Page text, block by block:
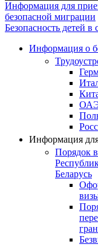
Информация для
безопасной миграции
Безопасность детей в
Информация о
Информация
Порядок
Беларусь